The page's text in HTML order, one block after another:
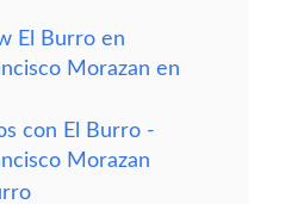
El Burro en
Morazan en
con El Burro -
Morazan